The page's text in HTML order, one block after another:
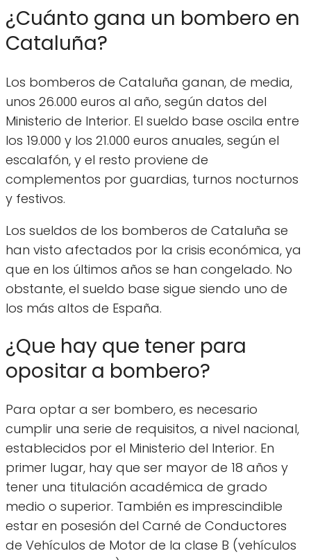
¿Cuánto gana un bombero en
Cataluña?
Los bomberos de Cataluña ganan, de media,
unos 26.000 euros al año, según datos del
Ministerio de Interior. El sueldo base oscila entre
los 19.000 y los 21.000 euros anuales, según el
escalafón, y el resto proviene de
complementos por guardias, turnos nocturnos
y festivos.
Los sueldos de los bomberos de Cataluña se
han visto afectados por la crisis económica, ya
que en los últimos años se han congelado. No
obstante, el sueldo base sigue siendo uno de
los más altos de España.
¿Que hay que tener para
opositar a bombero?
Para optar a ser bombero, es necesario
cumplir una serie de requisitos, a nivel nacional,
establecidos por el Ministerio del Interior. En
primer lugar, hay que ser mayor de 18 años y
tener una titulación académica de grado
medio o superior. También es imprescindible
estar en posesión del Carné de Conductores
de Vehículos de Motor de la clase B (vehículos